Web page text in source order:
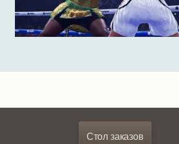
Стол заказов